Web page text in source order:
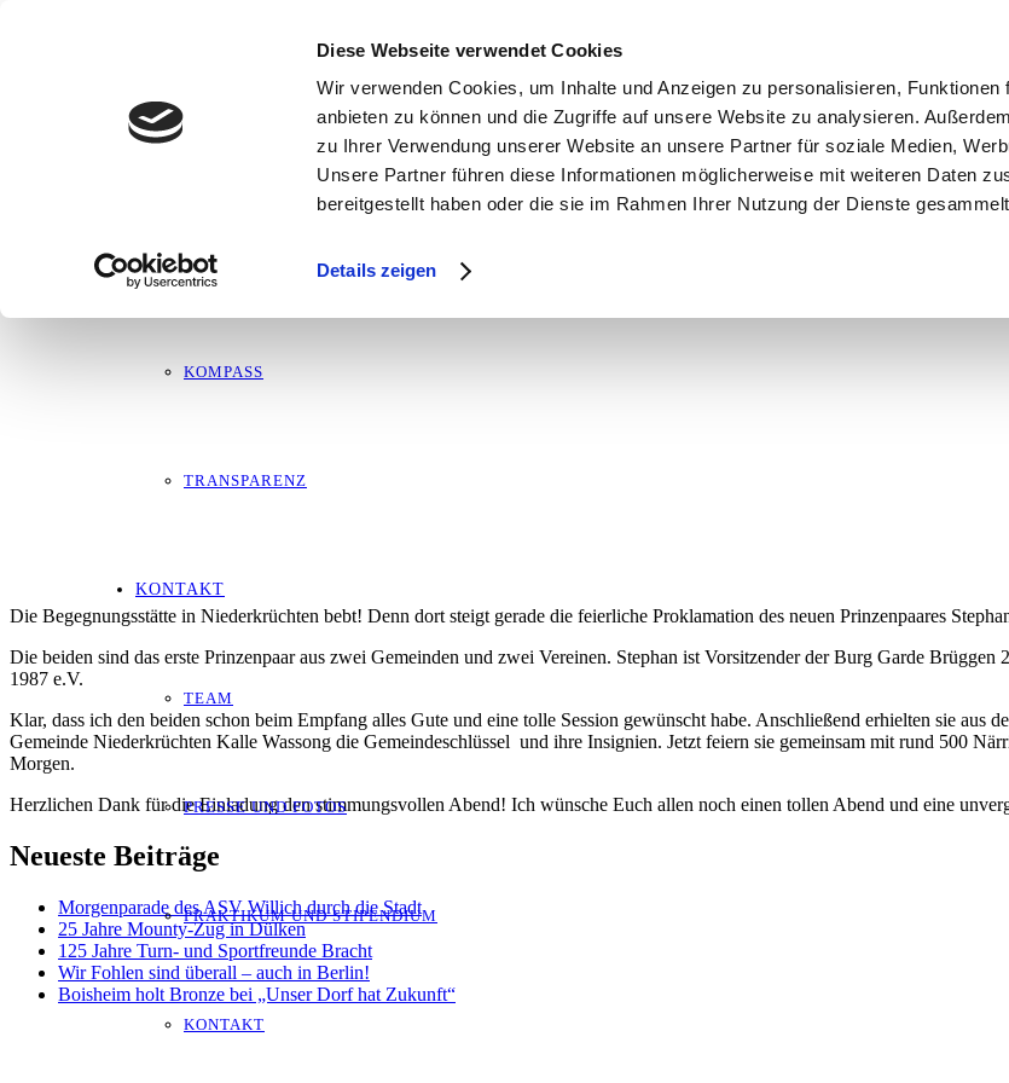
Diese Webseite verwendet Cookies
Wir verwenden Cookies, um Inhalte und Anzeigen zu personalisieren, Funktionen
anbieten zu können und die Zugriffe auf unsere Website zu analysieren.
zu Ihrer Verwendung unserer Website an unsere Partner für soziale Medien,
Unsere Partner führen diese Informationen möglicherweise mit weiteren Daten
bereitgestellt haben oder die sie im Rahmen Ihrer Nutzung der Dienste
Details zeigen
LEBENSLAUF
KOMPASS
TRANSPARENZ
KONTAKT
TEAM
PRESSE UND FOTOS
PRAKTIKUM UND STIPENDIUM
KONTAKT
Proklamation in Niederkrüchten
Die Begegnungsstätte in Niederkrüchten bebt! Denn dort steigt gerade die feierliche Proklamation des neuen Prinzenpaares
Die beiden sind das erste Prinzenpaar aus zwei Gemeinden und zwei Vereinen. Stephan ist Vorsitzender der Burg Garde
1987 e.V.
Klar, dass ich den beiden schon beim Empfang alles Gute und eine tolle Session gewünscht habe. Anschließend erhielten sie
Gemeinde Niederkrüchten Kalle Wassong die Gemeindeschlüssel und ihre Insignien. Jetzt feiern sie gemeinsam mit rund 500
Morgen.
Herzlichen Dank für die Einladung den stimmungsvollen Abend! Ich wünsche Euch allen noch einen tollen Abend und eine
Neueste Beiträge
Morgenparade des ASV Willich durch die Stadt
25 Jahre Mounty-Zug in Dülken
125 Jahre Turn- und Sportfreunde Bracht
Wir Fohlen sind überall – auch in Berlin!
Boisheim holt Bronze bei „Unser Dorf hat Zukunft“